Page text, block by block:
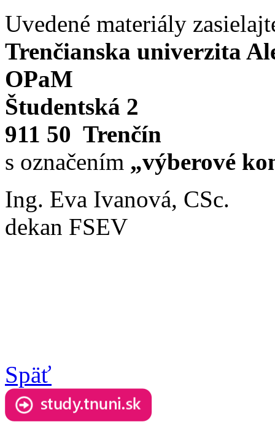
Uvedené materiály
Trenčianska univerzita
OPaM
Študentská 2
911 50 Trenčín
s označením „výberové
Ing. Eva Ivanová, CSc.
dekan FSEV
Späť